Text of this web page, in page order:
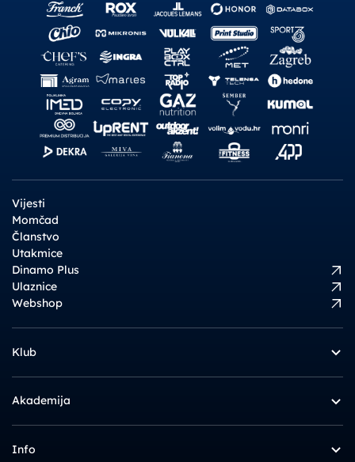
Vijesti
Momčad
Članstvo
Utakmice
Dinamo Plus
Ulaznice
Webshop
Klub
Akademija
Info